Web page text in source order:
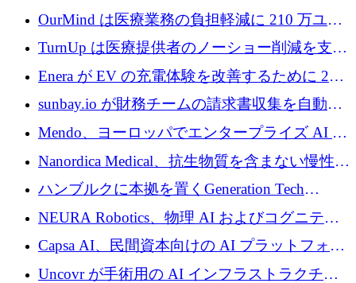
Theker が 8,500 万ドルを調達
OurMind は医療業務の負担軽減に 210 万ユー
ロを寄付
TurnUp は医療提供者のノーショー削減を支援
するために 200 万ユーロを調達
Enera が EV の充電体験を改善するために 200
万ドルを調達
sunbay.io が財務チームの請求書収集を自動化
するために 55 万ユーロを調達
Mendo、ヨーロッパでエンタープライズ AI 導
入を拡大するために 1,200 万ユーロを確保
Nanordica Medical、抗生物質を含まない慢性創
傷治療薬を市場に投入するために 160 万ユー
ロを調達
ハンブルクに本拠を置くGeneration Tech
Partnersが5,000万ユーロのAIロールアップファ
NEURA Robotics、物理 AI およびコグニティ
ブ ロボティクス プラットフォームを拡張する
ためにシリーズ C で最大 14 億ドルを確保
Capsa AI、民間資本向けの AI プラットフォー
ムを拡大するために 1,800 万ドルを調達
Uncovr が手術用の AI インフラストラクチャ